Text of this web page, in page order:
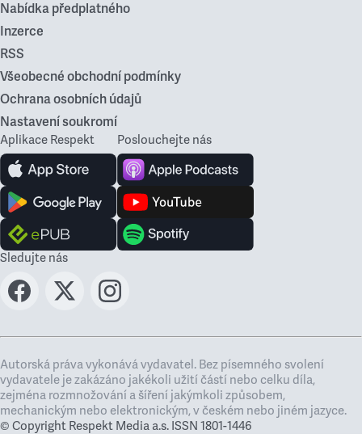
Nabídka předplatného
Inzerce
RSS
Všeobecné obchodní podmínky
Ochrana osobních údajů
Nastavení soukromí
Aplikace Respekt Poslouchejte nás
Sledujte nás
Autorská práva vykonává vydavatel. Bez písemného svolení
vydavatele je zakázáno jakékoli užití částí nebo celku díla,
zejména rozmnožování a šíření jakýmkoli způsobem,
mechanickým nebo elektronickým, v českém nebo jiném jazyce.
© Copyright Respekt Media a.s. ISSN 1801-1446